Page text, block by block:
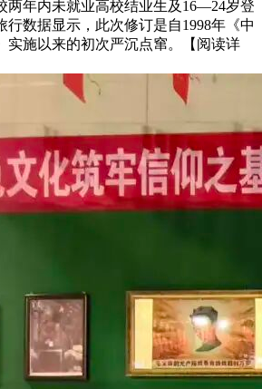
两年内未就业高校结业生及16—24岁登
行数据显示，此次修订是自1998年《中
实施以来的初次严沉点窜。【阅读详